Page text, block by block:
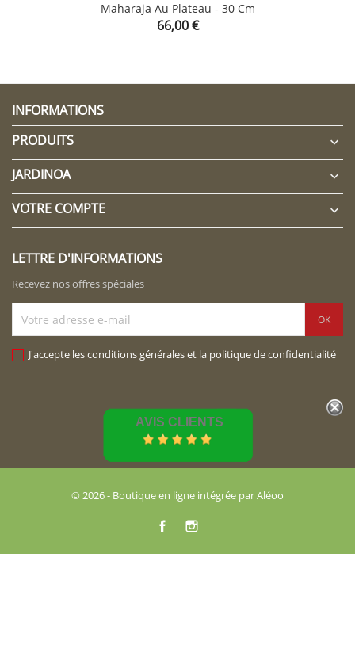
Maharaja Au Plateau - 30 Cm
Prix
66,00 €
INFORMATIONS
PRODUITS

JARDINOA 
VOTRE COMPTE 
LETTRE D'INFORMATIONS
Recevez nos offres spéciales
J'accepte les conditions générales et la politique de confidentialité
AVIS CLIENTS
© 2026 - Boutique en ligne intégrée par Aléoo
Facebook